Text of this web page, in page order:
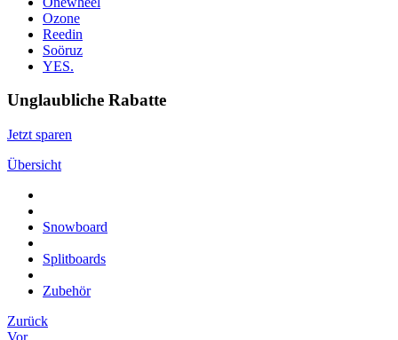
Ozone
Reedin
Soöruz
YES.
Unglaubliche Rabatte
Jetzt sparen
Übersicht
Snowboard
Splitboards
Zubehör
Zurück
Vor